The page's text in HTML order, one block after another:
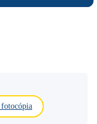
fotocópia